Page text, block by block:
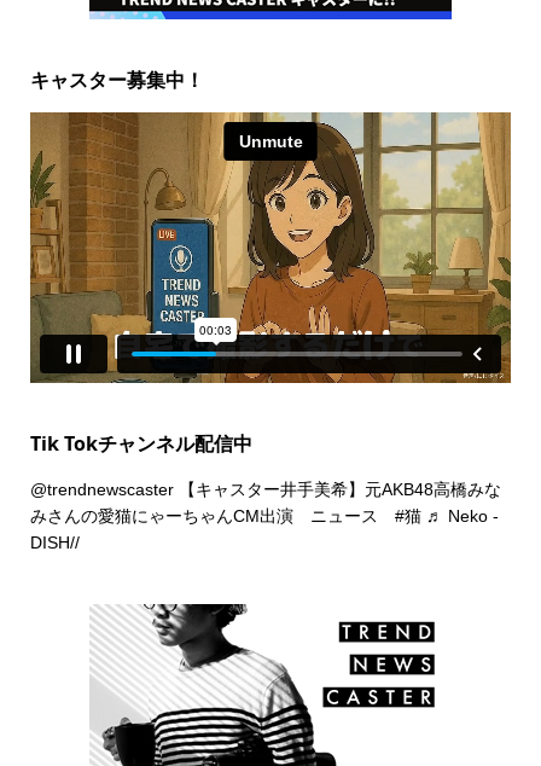
キャスター募集中！
Tik Tokチャンネル配信中
@trendnewscaster【キャスター井手美希】元AKB48高橋みな
みさんの愛猫にゃーちゃんCM出演 ニュース #猫 ♬ Neko -
DISH//